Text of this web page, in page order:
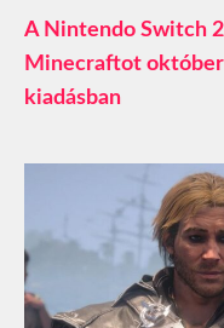
A Nintendo Switch
Minecraftot
kiadásban